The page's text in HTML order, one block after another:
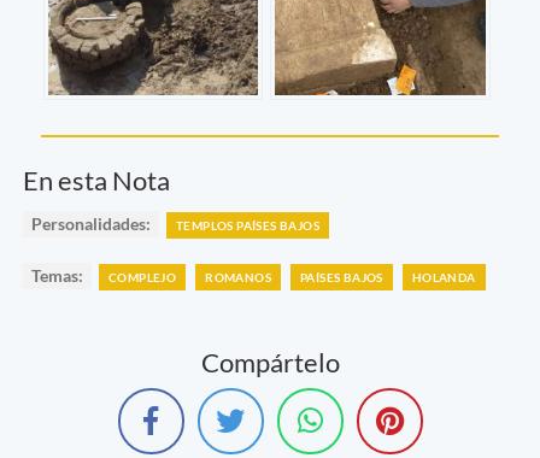
En esta Nota
Personalidades: TEMPLOS PAÍSES BAJOS
Temas: COMPLEJO ROMANOS PAÍSES BAJOS HOLANDA
Compártelo